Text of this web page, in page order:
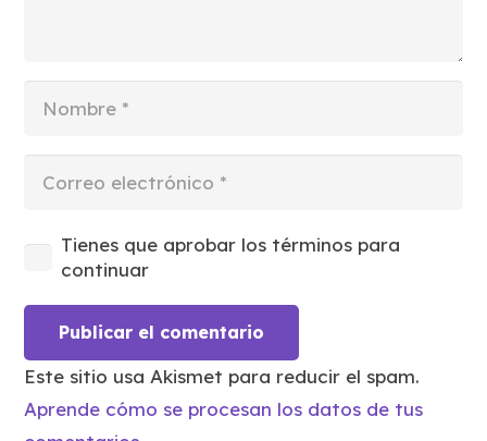
Tienes que aprobar los términos para
continuar
Publicar el comentario
Este sitio usa Akismet para reducir el spam.
Aprende cómo se procesan los datos de tus